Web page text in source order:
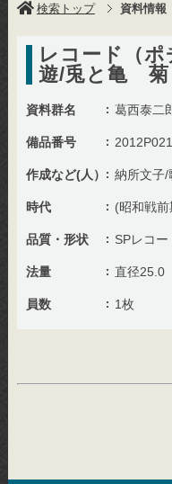
検索トップ 資料情報
レコード（
遊/兎と亀 菊
資料群名 葛西泰二
備品番号
作成など(人） 納所文子
時代 (昭和戦前
品質・形状 SPレコー
法量 直径25.0
員数 1枚